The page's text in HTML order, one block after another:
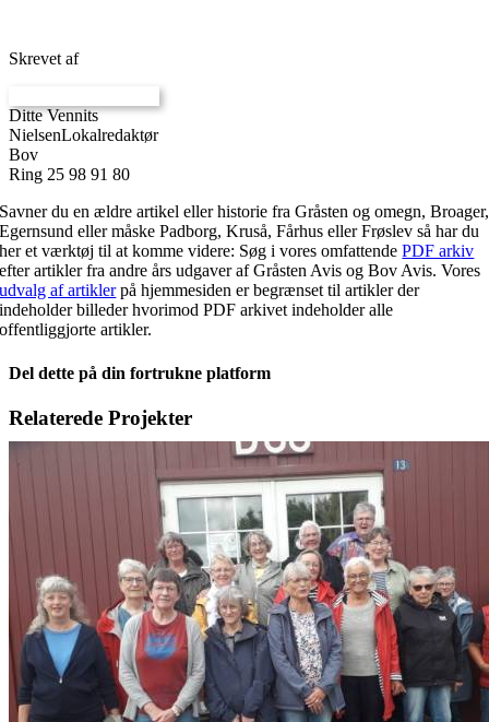
Skrevet af
Ditte Vennits
NielsenLokalredaktør
Bov
Ring 25 98 91 80
Savner du en ældre artikel eller historie fra Gråsten og omegn, Broager,
Egernsund eller måske Padborg, Kruså, Fårhus eller Frøslev så har du
her et værktøj til at komme videre: Søg i vores omfattendePDF arkiv
efter artikler fra andre års udgaver af Gråsten Avis og Bov Avis. Vores
udvalg af artiklerpå hjemmesiden er begrænset til artikler der
indeholder billeder hvorimod PDF arkivet indeholder alle
offentliggjorte artikler.
Del dette på din fortrukne platform
Facebook
X
LinkedIn
E-
Relaterede Projekter